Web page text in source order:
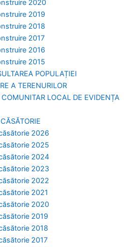
2020
2019
2018
2017
2016
2015
POPULAȚIEI
A TERENURILOR
LOCAL DE EVIDENȚA
2026
2025
2024
2023
2022
2021
2020
2019
2018
2017